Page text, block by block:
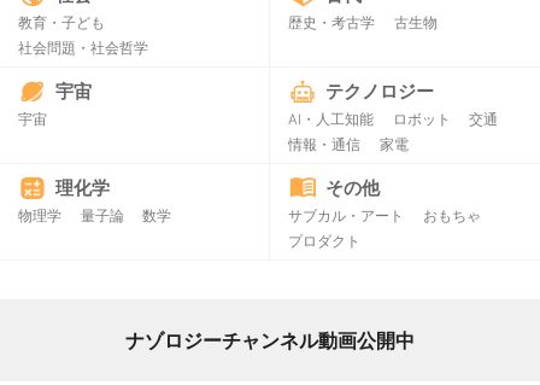
教育・子ども
社会問題・社会哲学
歴史・考古学 古生物
宇宙
宇宙
テクノロジー
AI・人工知能 ロボット
交通
情報・通信
家電
理化学
物理学 量子論 数学
その他
サブカル・アート
おもちゃ
プロダクト
ナゾロジーチャンネル動画公開中